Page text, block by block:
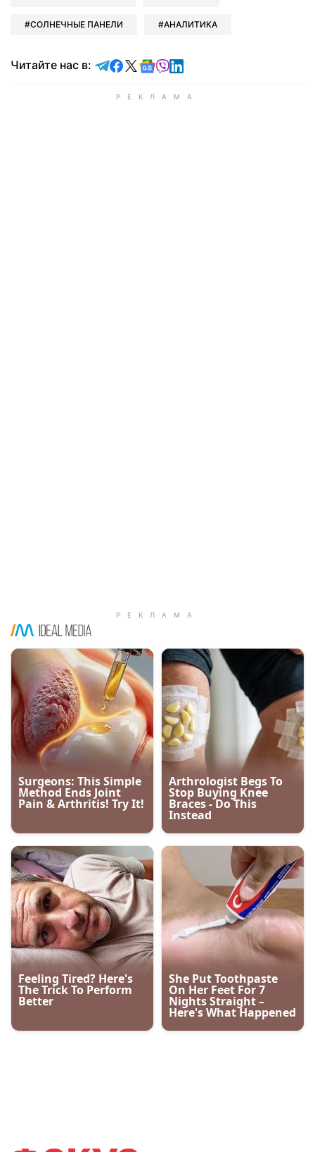
СОЛНЕЧНЫЕ ПАНЕЛИ АНАЛИТИКА
Читайте нас в: Читайте в Telegram
Читайте в Facebook
Читайте в X
Читайте в Google news
Читайте в Viber
Читайте в LinkedIn